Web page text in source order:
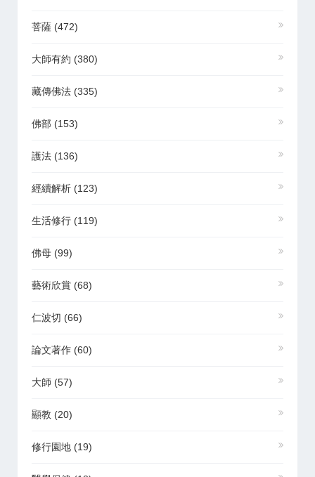
菩薩 (472)
大師有約 (380)
藏傳佛法 (335)
佛部 (153)
護法 (136)
經續解析 (123)
生活修行 (119)
佛母 (99)
藝術欣賞 (68)
仁波切 (66)
論文著作 (60)
大師 (57)
顯教 (20)
修行園地 (19)